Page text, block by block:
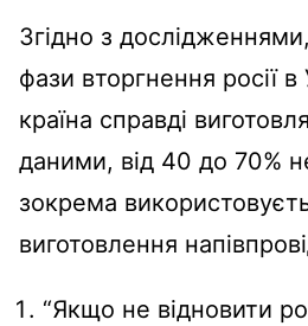
Згідно з
фази вторгнення росії
країна справді
даними, від 40 до 70%
зокрема
виготовлення
“Якщо не відновити